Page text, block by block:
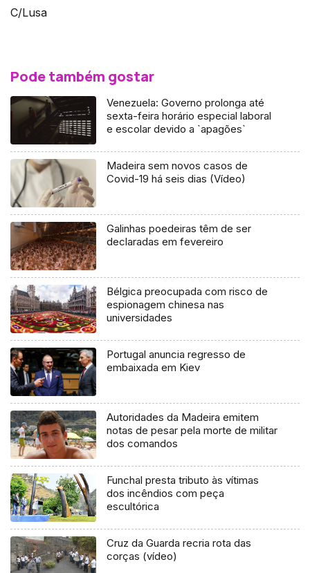
C/Lusa
Pode também gostar
Venezuela: Governo prolonga até
sexta-feira horário especial laboral
e escolar devido a `apagões`
Madeira sem novos casos de
Covid-19 há seis dias (Vídeo)
Galinhas poedeiras têm de ser
declaradas em fevereiro
Bélgica preocupada com risco de
espionagem chinesa nas
universidades
Portugal anuncia regresso de
embaixada em Kiev
Autoridades da Madeira emitem
notas de pesar pela morte de militar
dos comandos
Funchal presta tributo às vítimas
dos incêndios com peça
escultórica
Cruz da Guarda recria rota das
corças (vídeo)